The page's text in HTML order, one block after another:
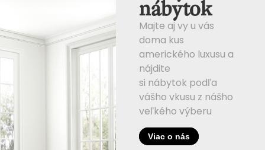
nábytok
Majte aj vy u vás
doma kus
amerického luxusu a
nájdite
si nábytok podľa
vášho vkusu z nášho
veľkého výberu
Viac o nás